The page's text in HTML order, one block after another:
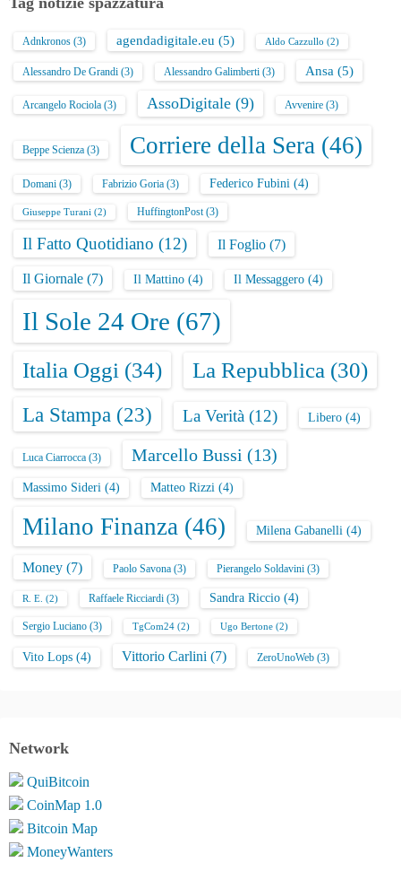
Adnkronos (3) agendadigitale.eu (5) Aldo Cazzullo (2)
Alessandro De Grandi (3) Alessandro Galimberti (3) Ansa (5)
Arcangelo Rociola (3) AssoDigitale (9) Avvenire (3)
Beppe Scienza (3) Corriere della Sera (46)
Domani (3) Fabrizio Goria (3) Federico Fubini (4)
Giuseppe Turani (2) HuffingtonPost(3)
Il Fatto Quotidiano (12) Il Foglio (7)
Il Giornale (7) Il Mattino (4) Il Messaggero (4)
Il Sole 24 Ore (67)
Italia Oggi (34) La Repubblica (30)
La Stampa (23) La Verità (12) Libero (4)
Luca Ciarrocca (3) Marcello Bussi (13)
Massimo Sideri (4) Matteo Rizzi (4)
Milano Finanza (46) Milena Gabanelli (4)
Money (7) Paolo Savona (3) Pierangelo Soldavini (3)
R. E. (2) Raffaele Ricciardi (3) Sandra Riccio (4)
Sergio Luciano (3) TgCom24 (2) Ugo Bertone (2)
Vito Lops (4) Vittorio Carlini (7) ZeroUnoWeb (3)
Network
QuiBitcoin
CoinMap 1.0
Bitcoin Map
MoneyWanters